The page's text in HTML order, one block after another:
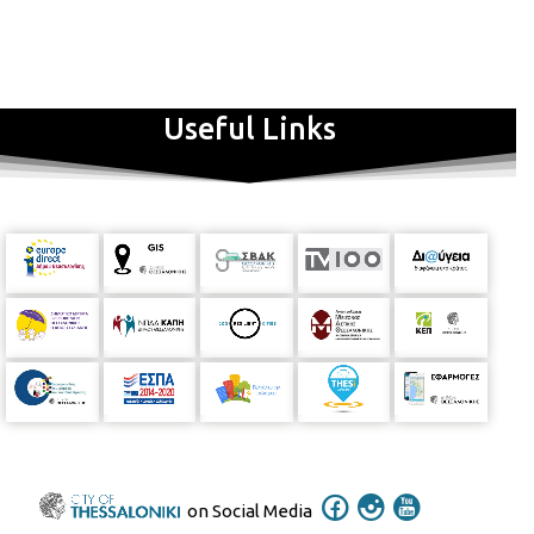
Πρόσκληση:
Useful Links
on Social Media